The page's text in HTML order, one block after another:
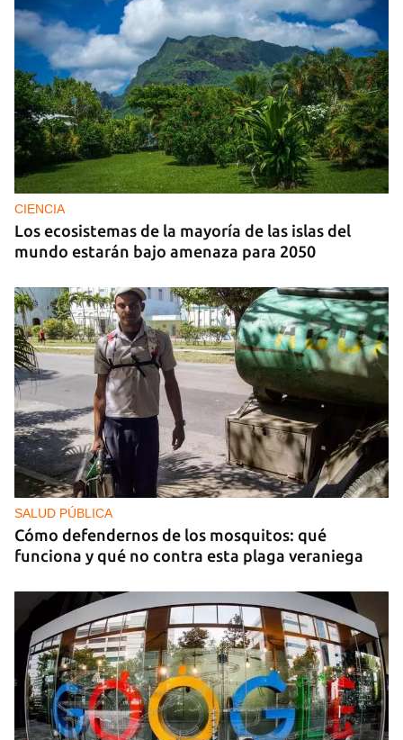
CIENCIA
Los ecosistemas de la mayoría de las islas del
mundo estarán bajo amenaza para 2050
SALUD PÚBLICA
Cómo defendernos de los mosquitos: qué
funciona y qué no contra esta plaga veraniega